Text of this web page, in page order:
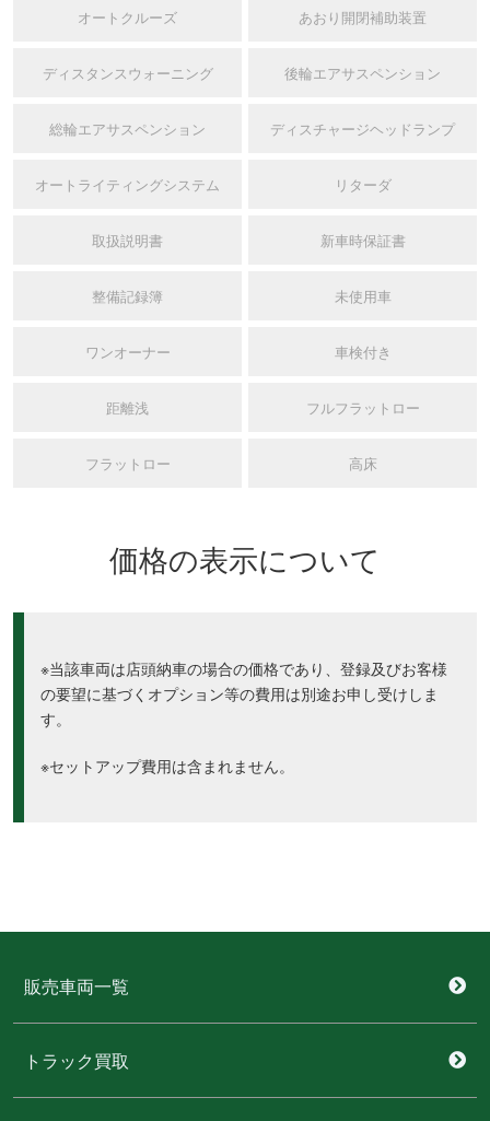
オートクルーズ あおり開閉補助装置
ディスタンスウォーニング 後輪エアサスペンション
総輪エアサスペンション ディスチャージヘッドランプ
オートライティングシステム リターダ
取扱説明書 新車時保証書
整備記録簿 未使用車
ワンオーナー 車検付き
距離浅 フルフラットロー
フラットロー 高床
価格の表示について
※当該車両は店頭納車の場合の価格であり、登録及びお客様
の要望に基づくオプション等の費用は別途お申し受けしま
す。
※セットアップ費用は含まれません。
販売車両一覧
トラック買取